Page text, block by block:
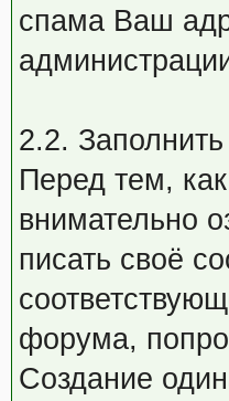
спама Ваш
2.2.
Перед тем,
внимательно
писать своё
форума,
Создание